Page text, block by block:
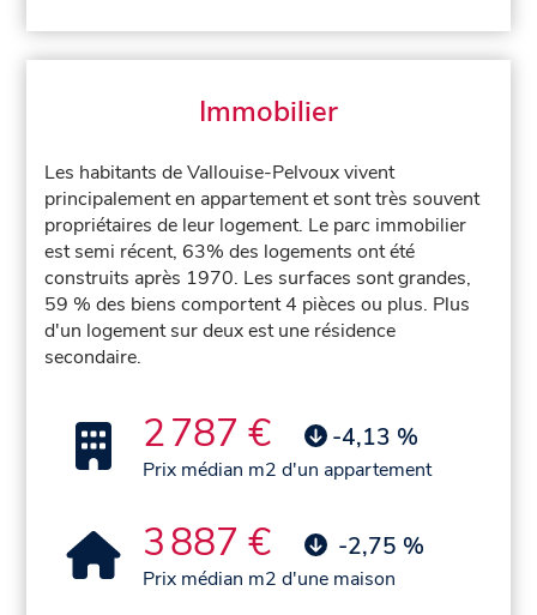
Immobilier
Les habitants de Vallouise-Pelvoux vivent
principalement en appartement et sont très souvent
propriétaires de leur logement. Le parc immobilier
est semi récent, 63% des logements ont été
construits après 1970. Les surfaces sont grandes,
59 % des biens comportent 4 pièces ou plus. Plus
d'un logement sur deux est une résidence
secondaire.
2 787 € -4,13 %
Prix médian m2 d'un appartement
3 887 € -2,75 %
Prix médian m2 d'une maison